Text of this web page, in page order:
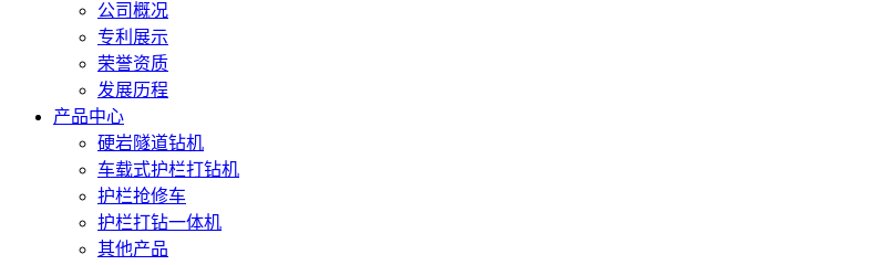
公司概况
专利展示
荣誉资质
发展历程
产品中心
硬岩隧道钻机
车载式护栏打钻机
护栏抢修车
护栏打钻一体机
其他产品